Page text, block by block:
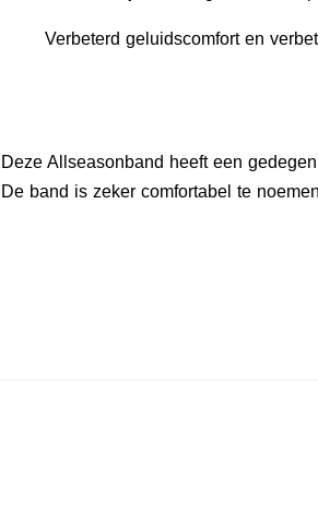
Verbeterd geluidscomfort en
Deze Allseasonband heeft een
De band is zeker comfortabel te